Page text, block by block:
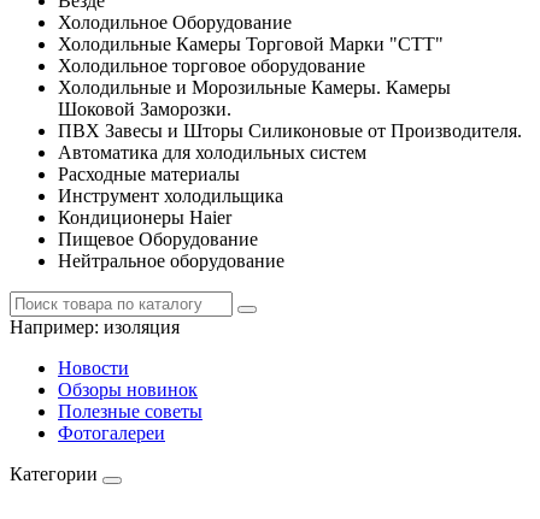
Холодильное Оборудование
Холодильные Камеры Торговой Марки "СТТ"
Холодильное торговое оборудование
Холодильные и Морозильные Камеры. Камеры
Шоковой Заморозки.
ПВХ Завесы и Шторы Силиконовые от Производителя.
Автоматика для холодильных систем
Расходные материалы
Инструмент холодильщика
Кондиционеры Haier
Пищевое Оборудование
Нейтральное оборудование
Например: изоляция
Новости
Обзоры новинок
Полезные советы
Фотогалереи
Категории